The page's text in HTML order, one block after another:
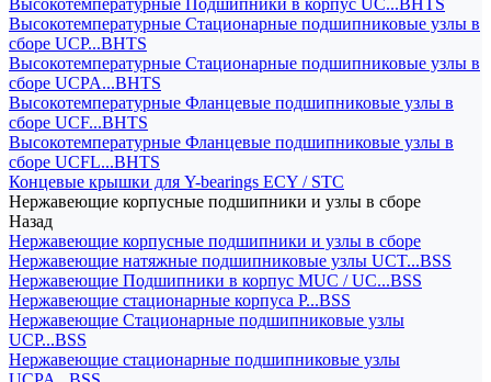
Высокотемпературные Подшипники в корпус UC...BHTS
Высокотемпературные Стационарные подшипниковые узлы в
сборе UCP...BHTS
Высокотемпературные Стационарные подшипниковые узлы в
сборе UCPA...BHTS
Высокотемпературные Фланцевые подшипниковые узлы в
сборе UCF...BHTS
Высокотемпературные Фланцевые подшипниковые узлы в
сборе UCFL...BHTS
Концевые крышки для Y-bearings ECY / STC
Нержавеющие корпусные подшипники и узлы в сборе
Назад
Нержавеющие корпусные подшипники и узлы в сборе
Нержавеющие натяжные подшипниковые узлы UCT...BSS
Нержавеющие Подшипники в корпус MUC / UC...BSS
Нержавеющие стационарные корпуса P...BSS
Нержавеющие Стационарные подшипниковые узлы
UCP...BSS
Нержавеющие стационарные подшипниковые узлы